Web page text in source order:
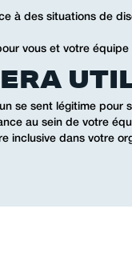
à des situations de
vous et votre équipe
se sent légitime pour
au sein de votre
inclusive dans votre